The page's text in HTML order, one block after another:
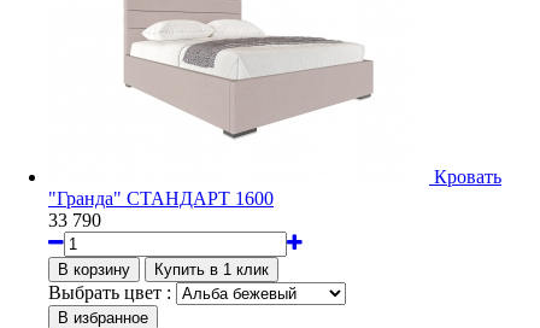
Кровать
"Гранда" СТАНДАРТ 1600
33 790
Выбрать цвет :